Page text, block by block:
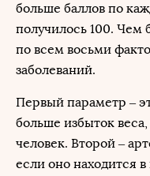
больше баллов по
получилось 100. Чем
по всем восьми
заболеваний.
Первый параметр –
больше избыток
человек. Второй –
если оно находится